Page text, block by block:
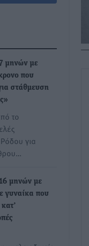
μηνών με
που
στάθμευση
το
για
μηνών με
γυναίκα που